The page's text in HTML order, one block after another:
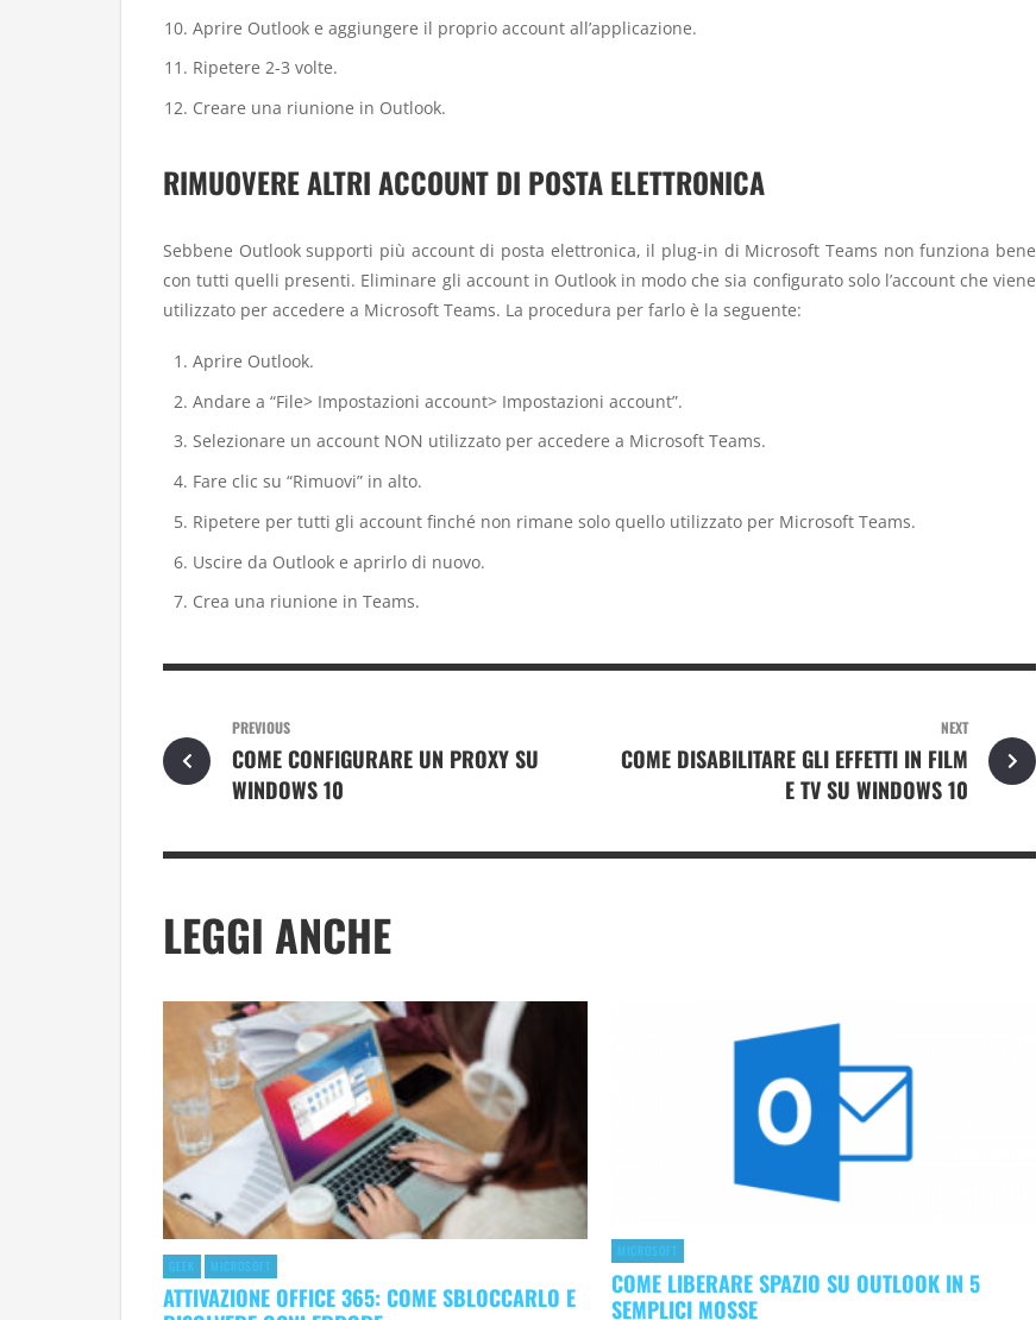
Aprire Outlook e aggiungere il proprio account all’applicazione.
Ripetere 2-3 volte.
Creare una riunione in Outlook.
RIMUOVERE ALTRI ACCOUNT DI POSTA ELETTRONICA
Sebbene Outlook supporti più account di posta elettronica, il plug-in di Microsoft Teams non funziona bene
con tutti quelli presenti. Eliminare gli account in Outlook in modo che sia configurato solo l’account che viene
utilizzato per accedere a Microsoft Teams. La procedura per farlo è la seguente:
Aprire Outlook.
Andare a “File> Impostazioni account> Impostazioni account”.
Selezionare un account NON utilizzato per accedere a Microsoft Teams.
Fare clic su “Rimuovi” in ​​alto.
Ripetere per tutti gli account finché non rimane solo quello utilizzato per Microsoft Teams.
Uscire da Outlook e aprirlo di nuovo.
Crea una riunione in Teams.
PREVIOUS
COME CONFIGURARE UN PROXY SU
WINDOWS 10
NEXT
COME DISABILITARE GLI EFFETTI IN FILM
E TV SU WINDOWS 10
LEGGI ANCHE
GEEK MICROSOFT
ATTIVAZIONE OFFICE 365: COME SBLOCCARLO E
MICROSOFT
COME LIBERARE SPAZIO SU OUTLOOK IN 5
SEMPLICI MOSSE